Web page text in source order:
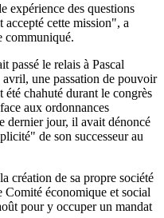
expérience des questions
accepté cette mission", a
communiqué.
passé le relais à Pascal
une passation de pouvoir
chahuté durant le congrès
aux ordonnances
dernier jour, il avait dénoncé
de son successeur au
création de sa propre société
économique et social
pour y occuper un mandat